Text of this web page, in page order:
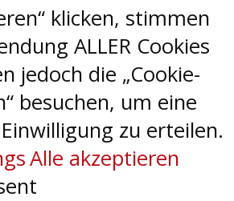
klicken, stimmen
ALLER Cookies
jedoch die „Cookie-
besuchen, um eine
zu erteilen.
Alle akzeptieren